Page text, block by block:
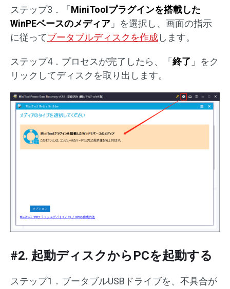
ステップ3．「 MiniToolプラグインを搭載した
WinPEベースのメディア 」を選択し、画面の指示
に従ってブータブルディスクを作成します。
ステップ4．プロセスが完了したら、「 終了 」をク
リックしてディスクを取り出します。
#2. 起動ディスクからPCを起動する
ステップ1．ブータブルUSBドライブを、不具合が